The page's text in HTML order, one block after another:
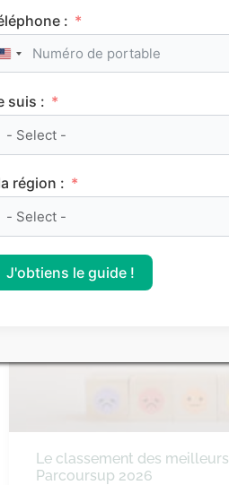
sur Parcoursup 2026
Le classement des
Parcoursup 2026
:
United States +1
suis :
région :
J'obtiens le guide !